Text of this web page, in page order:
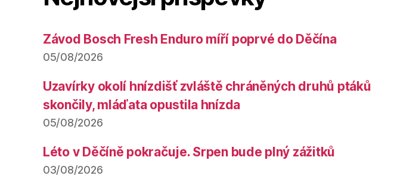
Závod Bosch Fresh Enduro míří poprvé do Děčína
05/08/2026
Uzavírky okolí hnízdišť zvláště chráněných druhů ptáků
skončily, mláďata opustila hnízda
05/08/2026
Léto v Děčíně pokračuje. Srpen bude plný zážitků
03/08/2026